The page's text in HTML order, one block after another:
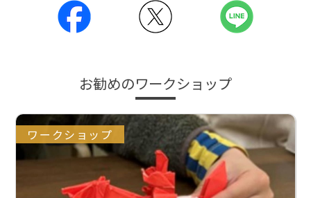
お勧めのワークショップ
ワークショップ